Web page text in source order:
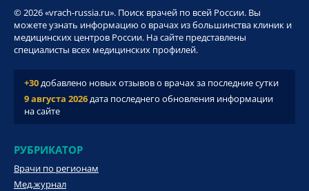
© 2026 «vrach-russia.ru». Поиск врачей по всей России. Вы
можете узнать информацию о врачах из большинства клиник и
медицинских центров России. На сайте представлены
специалисты всех медицинских профилей.
+30добавлено новых отзывов о врачах за последние сутки
9 августа 2026дата последнего обновления информации
на сайте
РУБРИКАТОР
Врачи по регионам
Мед.журнал